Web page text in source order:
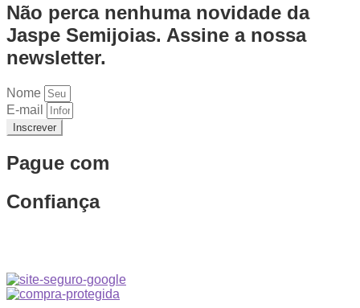
Não perca nenhuma novidade da
Jaspe Semijoias. Assine a nossa
newsletter.
Nome
E-mail
Inscrever
Pague com
Confiança